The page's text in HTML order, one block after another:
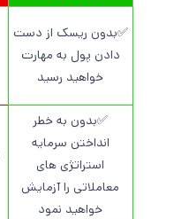
✅بدون ریسک از دست
دادن پول به مهارت
خواهید رسید
✅بدون به خطر
انداختن سرمایه
استراتژی های
معاملاتی را آزمایش
خواهید نمود